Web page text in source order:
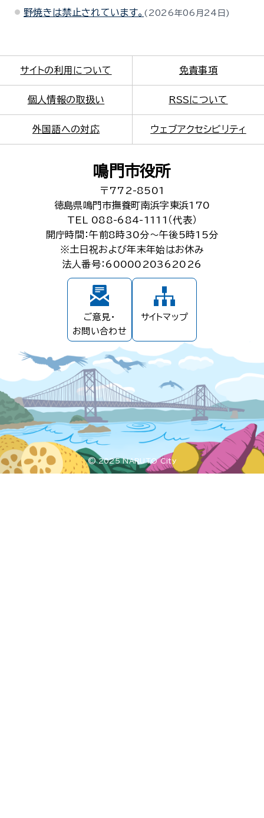
野焼きは禁止されています。 2026年06月24日
サイトの利用について 免責事項
個人情報の取扱い RSSについて
外国語への対応 ウェブアクセシビリティ
鳴門市役所
〒772-8501
徳島県鳴門市撫養町南浜字東浜170
TEL 088-684-1111（代表）
開庁時間：午前8時30分～午後5時15分
※土日祝および年末年始はお休み
法人番号：6000020362026
ご意見・
お問い合わせ
サイトマップ
© 2025 NARUTO City